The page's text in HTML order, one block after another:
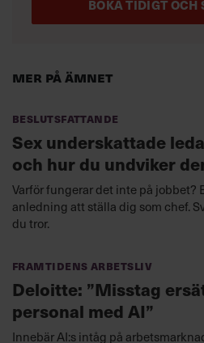
Mer på ämnet
Beslutsfattande
Sex underskattade
och hur du undviker
Varför fungerar det inte på jobbet?
anledning att ställa dig som chef.
du tror.
Framtidens arbetsliv
Deloitte: ”Misstag
personal med AI”
Innebär AI:s intåg på
BOKA TIDIGT OCH